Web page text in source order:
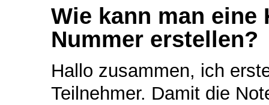
Wie kann man
Nummer erstellen?
Hallo zusammen, ich
Teilnehmer. Damit die